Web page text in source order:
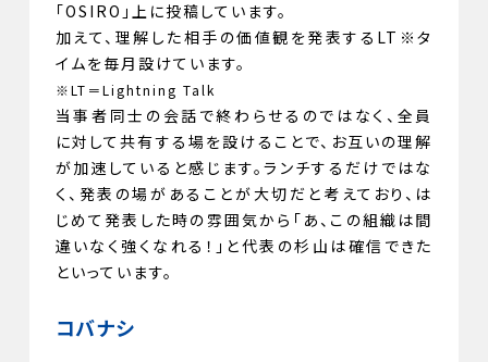
「OSIRO」上に投稿しています。
加えて、理解した相手の価値観を発表するLT※タ
イムを毎月設けています。
※LT＝Lightning Talk
当事者同士の会話で終わらせるのではなく、全員
に対して共有する場を設けることで、お互いの理解
が加速していると感じます。ランチするだけではな
く、発表の場があることが大切だと考えており、は
じめて発表した時の雰囲気から「あ、この組織は間
違いなく強くなれる！」と代表の杉山は確信できた
といっています。
コバナシ